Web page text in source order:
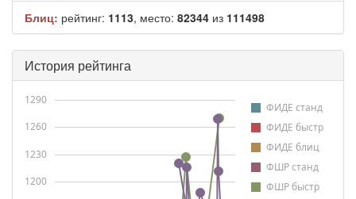
Блиц: рейтинг: 1113, место: 82344 из 111498
История рейтинга
ФИДЕ станд
ФИДЕ быстр
ФИДЕ блиц
ФШР станд
ФШР быстр
1200
1230
1260
1290